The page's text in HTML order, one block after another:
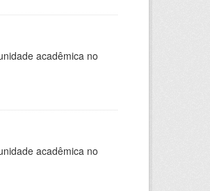
acadêmica no
acadêmica no